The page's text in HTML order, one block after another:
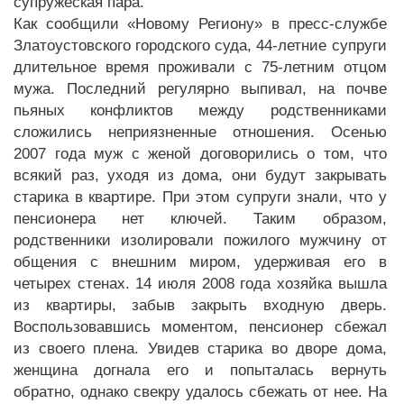
Как сообщили «Новому Региону» в пресс-службе
Златоустовского городского суда, 44-летние супруги
длительное время проживали с 75-летним отцом
мужа. Последний регулярно выпивал, на почве
пьяных конфликтов между родственниками
сложились неприязненные отношения. Осенью
2007 года муж с женой договорились о том, что
всякий раз, уходя из дома, они будут закрывать
старика в квартире. При этом супруги знали, что у
пенсионера нет ключей. Таким образом,
родственники изолировали пожилого мужчину от
общения с внешним миром, удерживая его в
четырех стенах. 14 июля 2008 года хозяйка вышла
из квартиры, забыв закрыть входную дверь.
Воспользовавшись моментом, пенсионер сбежал
из своего плена. Увидев старика во дворе дома,
женщина догнала его и попыталась вернуть
обратно, однако свекру удалось сбежать от нее. На